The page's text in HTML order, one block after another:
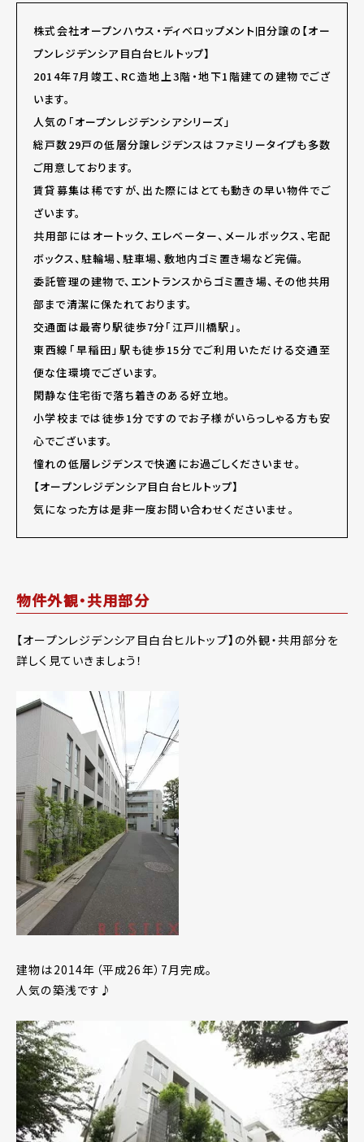
株式会社オープンハウス・ディベロップメント旧分譲の【オー
プンレジデンシア目白台ヒルトップ】
2014年7月竣工、RC造地上3階・地下1階建ての建物でござ
います。
人気の「オープンレジデンシアシリーズ」
総戸数29戸の低層分譲レジデンスはファミリータイプも多数
ご用意しております。
賃貸募集は稀ですが、出た際にはとても動きの早い物件でご
ざいます。
共用部にはオートック、エレベーター、メールボックス、宅配
ボックス、駐輪場、駐車場、敷地内ゴミ置き場など完備。
委託管理の建物で、エントランスからゴミ置き場、その他共用
部まで清潔に保たれております。
交通面は最寄り駅徒歩7分「江戸川橋駅」。
東西線「早稲田」駅も徒歩15分でご利用いただける交通至
便な住環境でございます。
閑静な住宅街で落ち着きのある好立地。
小学校までは徒歩1分ですのでお子様がいらっしゃる方も安
心でございます。
憧れの低層レジデンスで快適にお過ごしくださいませ。
【オープンレジデンシア目白台ヒルトップ】
気になった方は是非一度お問い合わせくださいませ。
物件外観・共用部分
【オープンレジデンシア目白台ヒルトップ】の外観・共用部分を
詳しく見ていきましょう！
建物は2014年（平成26年）7月完成。
人気の築浅です♪